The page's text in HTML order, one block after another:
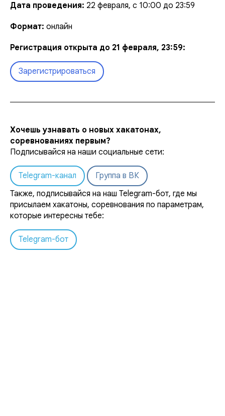
Дата проведения: 22 февраля, с 10:00 до 23:59
Формат: онлайн
Регистрация открыта до 21 февраля, 23:59:
Зарегистрироваться
Хочешь узнавать о новых хакатонах,
соревнованиях первым?
Подписывайся на наши социальные сети:
Telegram-канал
Группа в ВК
Также, подписывайся на наш Telegram-бот, где мы
присылаем хакатоны, соревнования по параметрам,
которые интересны тебе:
Telegram-бот